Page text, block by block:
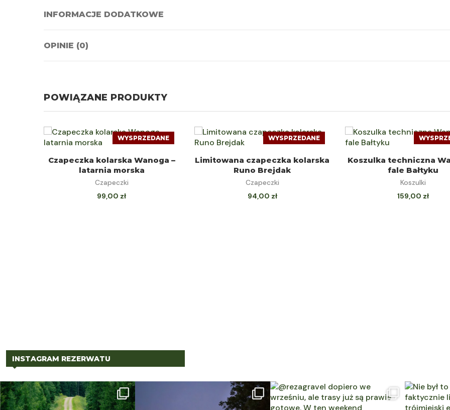
INFORMACJE DODATKOWE
OPINIE (0)
POWIĄZANE PRODUKTY
WYSPRZEDANE
DOWIEDZ SIĘ WIĘCEJ
Czapeczka kolarska Wanoga –
latarnia morska
Czapeczki
99,00 zł
WYSPRZEDANE
DOWIEDZ SIĘ WIĘCEJ
Limitowana czapeczka kolarska
Runo Brejdak
Czapeczki
94,00 zł
WYBIERZ OPCJE
Koszulka techniczna
fale Bałtyku
Koszulki
159,00 zł
INSTAGRAM REZERWATU